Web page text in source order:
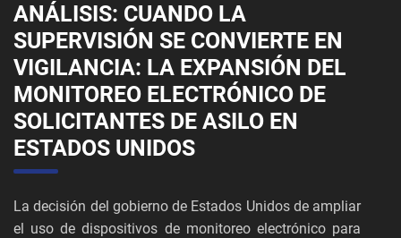
ANÁLISIS: CUANDO LA
SUPERVISIÓN SE CONVIERTE EN
VIGILANCIA: LA EXPANSIÓN DEL
MONITOREO ELECTRÓNICO DE
SOLICITANTES DE ASILO EN
ESTADOS UNIDOS
La decisión del gobierno de Estados Unidos de ampliar
el uso de dispositivos de monitoreo electrónico para